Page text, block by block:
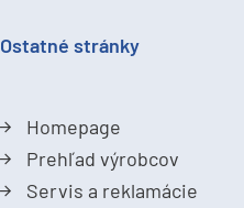
Ostatné stránky
Homepage
Prehľad výrobcov
Servis a reklamácie